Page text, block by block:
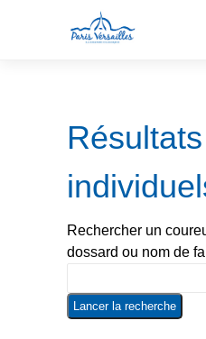
Résultats
Rechercher un
dossard ou nom de